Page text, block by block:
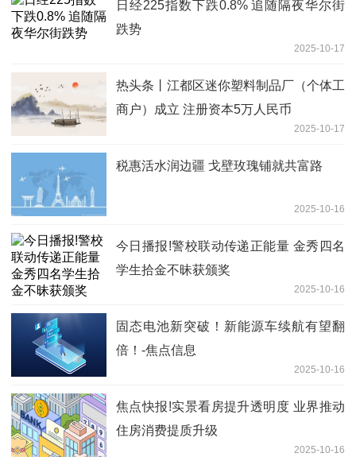
日经225指数下跌0.8% 追随隔夜华尔街
跌势
2025-10-17
热头条丨江都区迷你塑料制品厂（个体工
商户）成立 注册资本5万人民币
2025-10-17
税惠活水润边疆 戈壁玫瑰铺就共富路
2025-10-16
今日播报!警校联动传递正能量 金秀四名
学生拾金不昧获颁奖
2025-10-16
固态电池新突破！新能源车续航有望翻
倍！-焦点信息
2025-10-16
焦点快报!实景看房提升透明度 业界推动
住房消费提质升级
2025-10-16